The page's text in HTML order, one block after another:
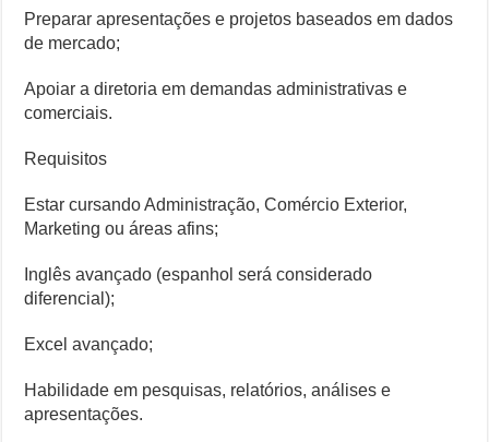
Preparar apresentações e projetos baseados em dados
de mercado;
Apoiar a diretoria em demandas administrativas e
comerciais.
Requisitos
Estar cursando Administração, Comércio Exterior,
Marketing ou áreas afins;
Inglês avançado (espanhol será considerado
diferencial);
Excel avançado;
Habilidade em pesquisas, relatórios, análises e
apresentações.